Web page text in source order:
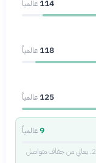
114عالمياً
118عالمياً
125عالمياً
9عالمياً
الأفضل أداءً بين الدول العربية في مؤشر أداء تغير المناخ 2024. يعاني من جفاف متواصل